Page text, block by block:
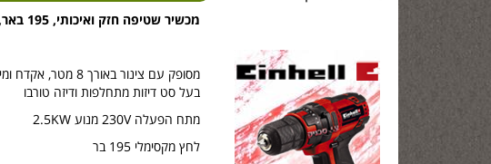
מכשיר שטיפה חזק ואיכותי, 195 באר, של יצרן כלי העבודה KARNAF
מסופק עם צינור באורך 8 מטר, אקדח ומיכל סבון
בעל סט דיזות מתחלפות ודיזה טורבו
מתח הפעלה 230V מנוע 2.5KW
לחץ מקסימלי 195 בר